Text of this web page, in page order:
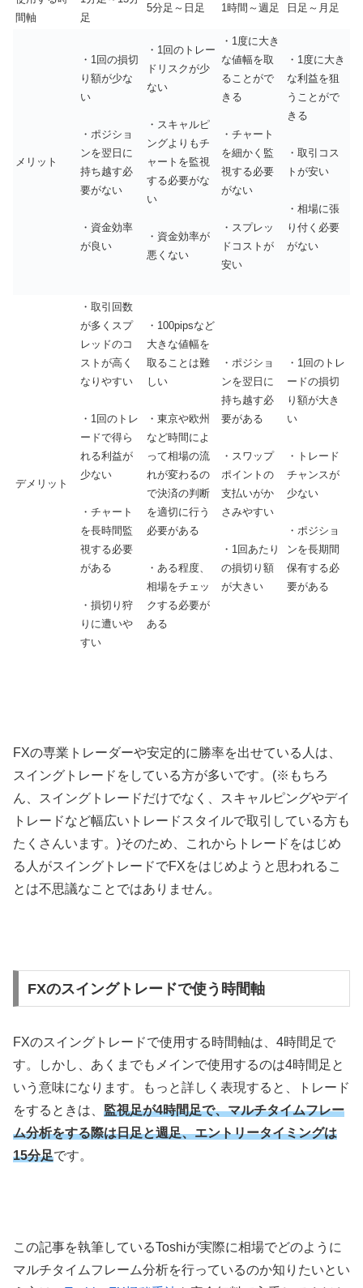
間軸
足
5分足～日足 1時間～週足 日足～月足
メリット
・ 1 回の損切
り額が少な
い
・ポジショ
ンを翌日に
持ち越す必
要がない
・資金効率
が良い
・ 1 回のトレー
ドリスクが少
ない
・スキャルピ
ングよりもチ
ャートを監視
する必要がな
い
・資金効率が
悪くない
・ 1 度に大き
な値幅を取
ることがで
きる
・チャート
を細かく監
視する必要
がない
・スプレッ
ドコストが
安い
・ 1 度に大き
な利益を狙
うことがで
きる
・取引コス
トが安い
・相場に張
り付く必要
がない
デメリット
・取引回数
が多くスプ
レッドのコ
ストが高く
なりやすい
・ 1 回のトレ
ードで得ら
れる利益が
少ない
・チャート
を長時間監
視する必要
がある
・損切り狩
りに遭いや
すい
・ 100pipsなど
大きな値幅を
取ることは難
しい
・東京や欧州
など時間によ
って相場の流
れが変わるの
で決済の判断
を適切に行う
必要がある
・ある程度、
相場をチェッ
クする必要が
ある
・ポジショ
ンを翌日に
持ち越す必
要がある
・スワップ
ポイントの
支払いがか
さみやすい
・ 1 回あたり
の損切り額
が大きい
・ 1 回のトレ
ードの損切
り額が大き
い
・トレード
チャンスが
少ない
・ポジショ
ンを長期間
保有する必
要がある
FXの専業トレーダーや安定的に勝率を出せている人は、
スイングトレードをしている方が多いです。 (※もちろ
ん、スイングトレードだけでなく、スキャルピングやデイ
トレードなど幅広いトレードスタイルで取引している方も
たくさんいます。 )そのため、これからトレードをはじめ
る人がスイングトレードでFXをはじめようと思われるこ
とは不思議なことではありません。
FXのスイングトレードで使う時間軸
FXのスイングトレードで使用する時間軸は、 4時間足で
す。しかし、あくまでもメインで使用するのは4時間足と
いう意味になります。もっと詳しく表現すると、トレード
をするときは、 監視足が4時間足で、マルチタイムフレー
ム分析をする際は日足と週足、エントリータイミングは
15分足です。
この記事を執筆しているToshiが実際に相場でどのように
マルチタイムフレーム分析を行っているのか知りたいとい